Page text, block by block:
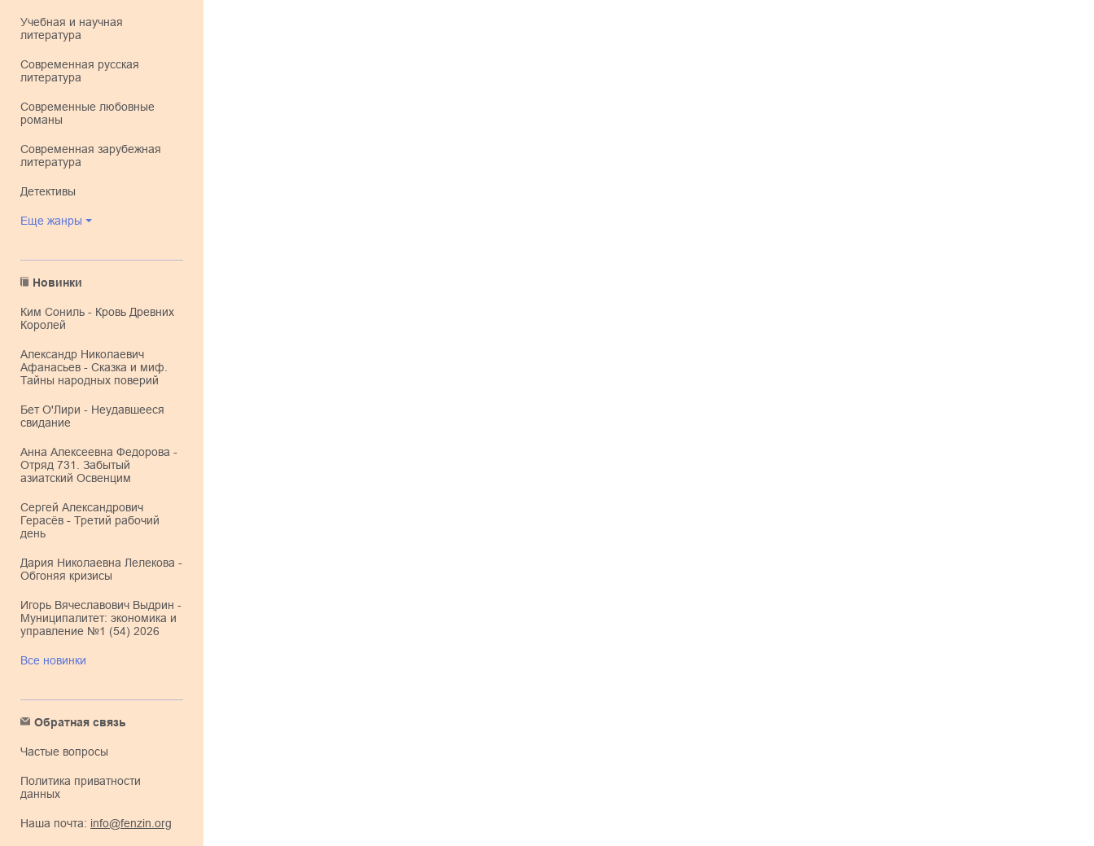
учебная и научная
литература
современная русская
литература
современные любовные
романы
современная зарубежная
литература
детективы
Еще жанры
Новинки
Ким Сониль - Кровь Древних
Королей
Александр Николаевич
Афанасьев - Сказка и миф.
Тайны народных поверий
Бет О'Лири - Неудавшееся
свидание
Анна Алексеевна Федорова -
Отряд 731. Забытый
азиатский Освенцим
Сергей Александрович
Герасёв - Третий рабочий
день
Дария Николаевна Лелекова -
Обгоняя кризисы
Игорь Вячеславович Выдрин -
Муниципалитет: экономика и
управление №1 (54) 2026
Все новинки
Обратная связь
Частые вопросы
Политика приватности
данных
Наша почта: info@fenzin.org